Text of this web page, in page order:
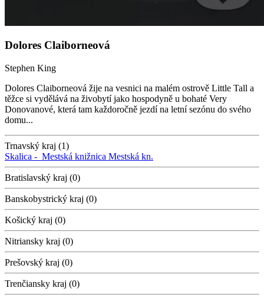
Dolores Claiborneová
Stephen King
Dolores Claiborneová žije na vesnici na malém ostrově Little Tall a
těžce si vydělává na živobytí jako hospodyně u bohaté Very
Donovanové, která tam každoročně jezdí na letní sezónu do svého
domu...
Trnavský kraj (1)
Skalica - Mestská knižnica Mestská kn.
Bratislavský kraj (0)
Banskobystrický kraj (0)
Košický kraj (0)
Nitriansky kraj (0)
Prešovský kraj (0)
Trenčiansky kraj (0)